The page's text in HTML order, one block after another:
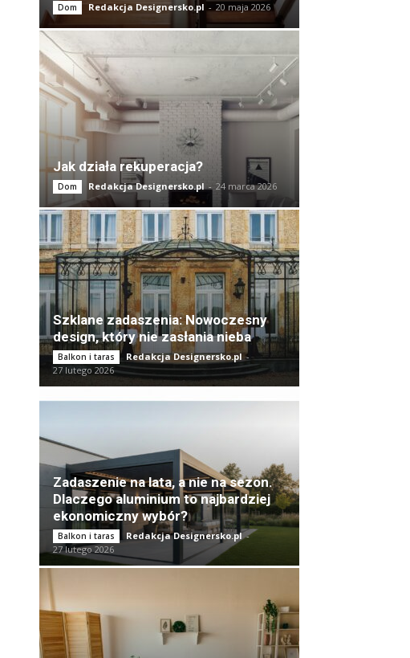
Dom Redakcja Designersko.pl - 20 maja 2026
Jak działa rekuperacja?
Dom Redakcja Designersko.pl - 24 marca 2026
Szklane zadaszenia: Nowoczesny
design, który nie zasłania nieba
Balkon i taras Redakcja Designersko.pl -
27 lutego 2026
Zadaszenie na lata, a nie na sezon.
Dlaczego aluminium to najbardziej
ekonomiczny wybór?
Balkon i taras Redakcja Designersko.pl -
27 lutego 2026